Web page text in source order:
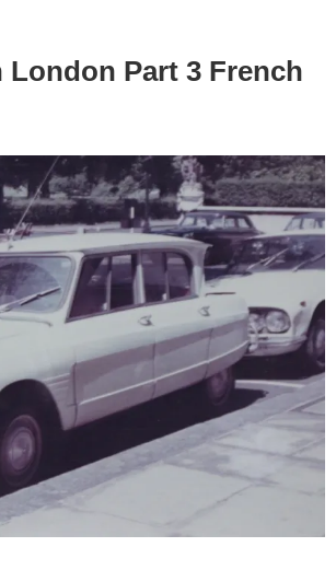
London Part 3 French